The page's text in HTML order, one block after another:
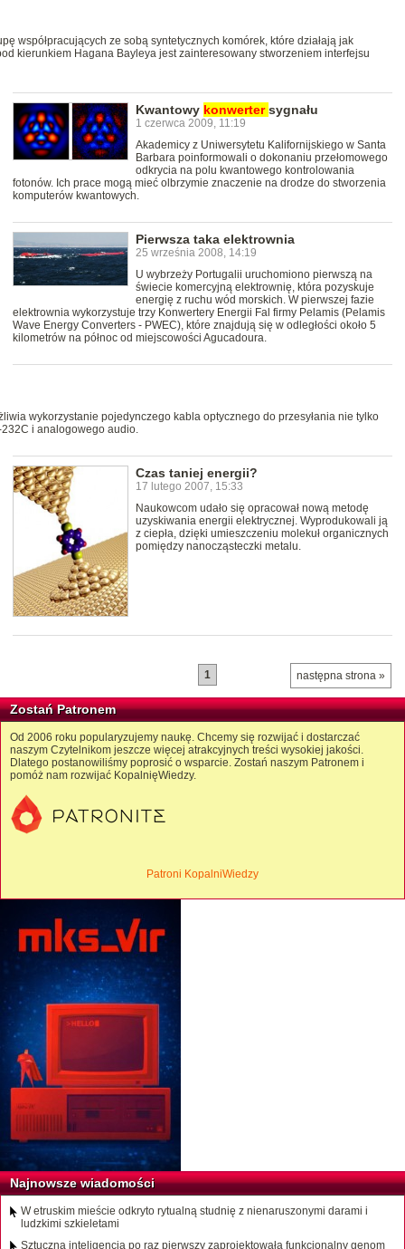
współpracujących ze sobą syntetycznych komórek, które działają jak
kierunkiem Hagana Bayleya jest zainteresowany stworzeniem interfejsu
Kwantowy konwertersygnału
1 czerwca 2009, 11:19
Akademicy z Uniwersytetu Kalifornijskiego w Santa
Barbara poinformowali o dokonaniu przełomowego
odkrycia na polu kwantowego kontrolowania
fotonów. Ich prace mogą mieć olbrzymie znaczenie na drodze do stworzenia
komputerów kwantowych.
Pierwsza taka elektrownia
25 września 2008, 14:19
U wybrzeży Portugalii uruchomiono pierwszą na
świecie komercyjną elektrownię, która pozyskuje
energię z ruchu wód morskich. W pierwszej fazie
elektrownia wykorzystuje trzy Konwertery Energii Fal firmy Pelamis (Pelamis
Wave Energy Converters - PWEC), które znajdują się w odległości około 5
kilometrów na północ od miejscowości Agucadoura.
wykorzystanie pojedynczego kabla optycznego do przesyłania nie tylko
232C i analogowego audio.
Czas taniej energii?
17 lutego 2007, 15:33
Naukowcom udało się opracował nową metodę
uzyskiwania energii elektrycznej. Wyprodukowali ją
z ciepła, dzięki umieszczeniu molekuł organicznych
pomiędzy nanocząsteczki metalu.
następna strona »
1
Zostań Patronem
Od 2006 roku popularyzujemy naukę. Chcemy się rozwijać i dostarczać
naszym Czytelnikom jeszcze więcej atrakcyjnych treści wysokiej jakości.
Dlatego postanowiliśmy poprosić o wsparcie. Zostań naszym Patronem i
pomóż nam rozwijać KopalnięWiedzy.
Patroni KopalniWiedzy
Najnowsze wiadomości
W etruskim mieście odkryto rytualną studnię z nienaruszonymi darami i
ludzkimi szkieletami
Sztuczna inteligencja po raz pierwszy zaprojektowała funkcjonalny genom